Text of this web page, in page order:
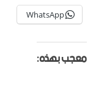
WhatsApp
معجب بهذه: